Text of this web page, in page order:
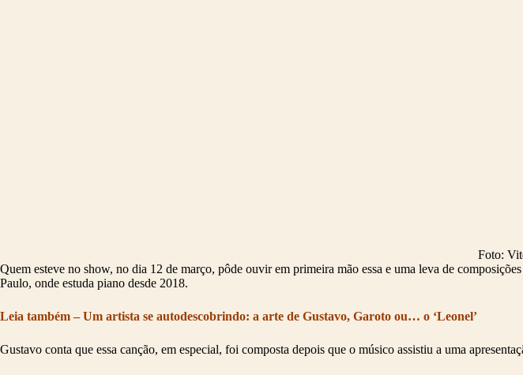
Foto:
Quem esteve no show, no dia 12 de março, pôde ouvir em primeira mão essa e uma leva de
Paulo, onde estuda piano desde 2018.
Leia também – Um artista se autodescobrindo: a arte de Gustavo, Garoto ou… o ‘Leonel’
Gustavo conta que essa canção, em especial, foi composta depois que o músico assistiu a uma